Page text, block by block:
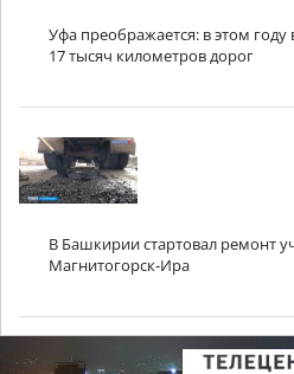
Уфа преображается: в этом
17 тысяч километров дорог
В Башкирии стартовал ремонт
Магнитогорск-Ира